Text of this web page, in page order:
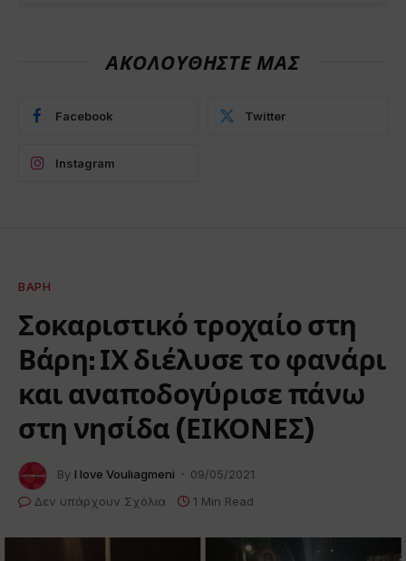
ΑΚΟΛΟΥΘΗΣΤΕ ΜΑΣ
Facebook Twitter
Instagram
ΒΆΡΗ
Σοκαριστικό τροχαίο στη
Βάρη: ΙΧ διέλυσε το φανάρι
και αναποδογύρισε πάνω
στη νησίδα (ΕΙΚΟΝΕΣ)
By I love Vouliagmeni
09/05/2021
Δεν υπάρχουν Σχόλια
1 Min Read